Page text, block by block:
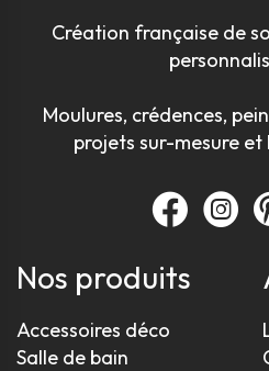
Création française de
Moulures, crédences,
projets sur-mesure et
Nos produits
Accessoires déco
Salle de bain